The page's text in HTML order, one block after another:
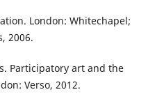
London: Whitechapel;
2006.
Participatory art and the
Verso, 2012.